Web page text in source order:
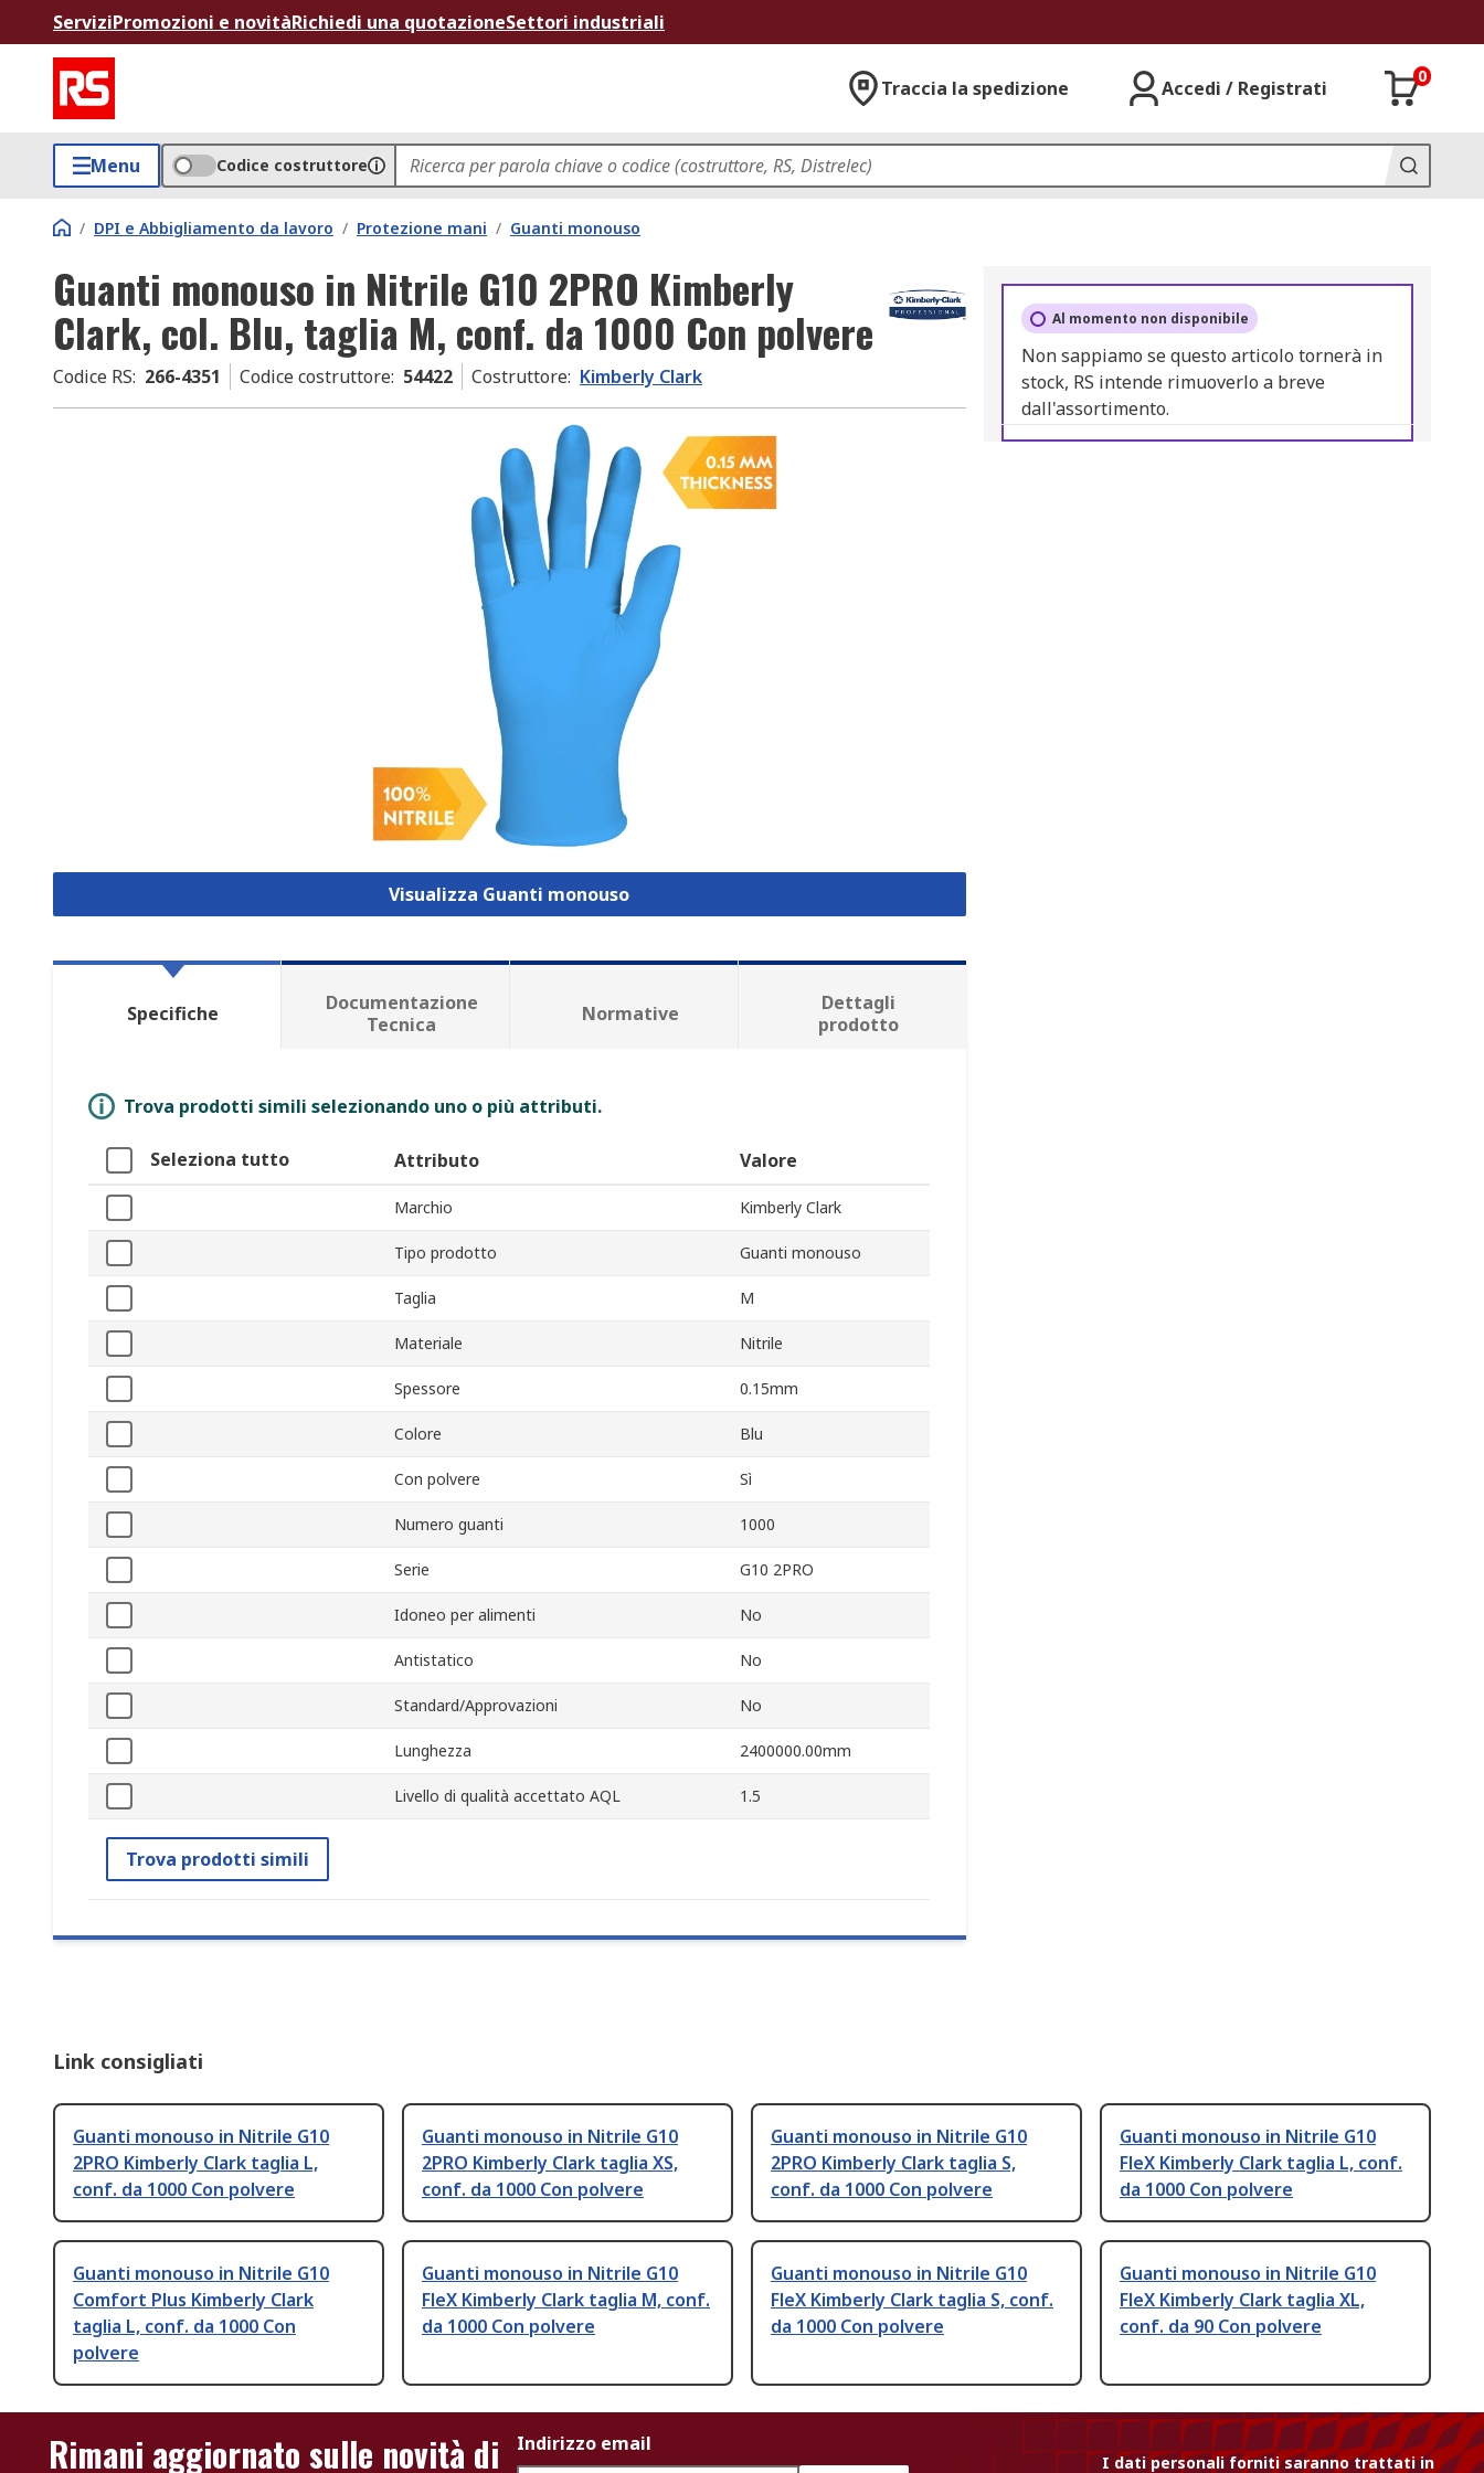
ServiziPromozioni e novitàRichiedi una quotazioneSettori industriali
Traccia la spedizione Accedi / Registrati
0
Menu Codice costruttore
/ DPI e Abbigliamento da lavoro / Protezione mani / Guanti monouso
Guanti monouso in Nitrile G10 2PRO Kimberly
Clark, col. Blu, taglia M, conf. da 1000 Con polvere
Codice RS: 266-4351 Codice costruttore: 54422 Costruttore: Kimberly Clark
Visualizza Guanti monouso
Al momento non disponibile
Non sappiamo se questo articolo tornerà in
stock, RS intende rimuoverlo a breve
dall'assortimento.
Specifiche
Documentazione
Tecnica
Normative
Dettagli
prodotto
Trova prodotti simili selezionando uno o più attributi.
Seleziona tutto Attributo Valore
Marchio Kimberly Clark
Tipo prodotto Guanti monouso
Taglia M
Materiale Nitrile
Spessore 0.15mm
Colore Blu
Con polvere Sì
Numero guanti 1000
Serie G10 2PRO
Idoneo per alimenti No
Antistatico No
Standard/Approvazioni No
Lunghezza 2400000.00mm
Livello di qualità accettato AQL 1.5
Trova prodotti simili
Link consigliati
Guanti monouso in Nitrile G10
2PRO Kimberly Clark taglia L,
conf. da 1000 Con polvere
Guanti monouso in Nitrile G10
2PRO Kimberly Clark taglia XS,
conf. da 1000 Con polvere
Guanti monouso in Nitrile G10
2PRO Kimberly Clark taglia S,
conf. da 1000 Con polvere
Guanti monouso in Nitrile G10
FleX Kimberly Clark taglia L, conf.
da 1000 Con polvere
Guanti monouso in Nitrile G10
Comfort Plus Kimberly Clark
taglia L, conf. da 1000 Con
polvere
Guanti monouso in Nitrile G10
FleX Kimberly Clark taglia M, conf.
da 1000 Con polvere
Guanti monouso in Nitrile G10
FleX Kimberly Clark taglia S, conf.
da 1000 Con polvere
Guanti monouso in Nitrile G10
FleX Kimberly Clark taglia XL,
conf. da 90 Con polvere
Rimani aggiornato sulle novità di
Indirizzo email
I dati personali forniti saranno trattati in